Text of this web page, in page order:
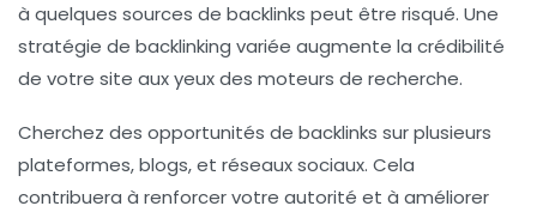
à quelques sources de backlinks peut être risqué. Une
stratégie de backlinking variée augmente la crédibilité
de votre site aux yeux des moteurs de recherche.
Cherchez des opportunités de backlinks sur plusieurs
plateformes, blogs, et réseaux sociaux. Cela
contribuera à renforcer votre autorité et à améliorer